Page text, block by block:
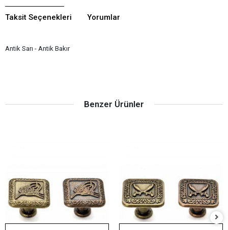
Taksit Seçenekleri Yorumlar
Antik Sarı - Antik Bakır
Benzer Ürünler